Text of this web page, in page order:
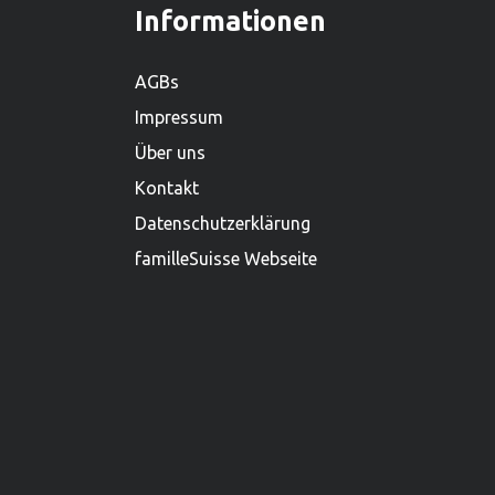
Sortiment von mehr als 2.000
Produkten ist es zudem einer der
Informationen
AGBs
Impressum
Über uns
Kontakt
Datenschutzerklärung
familleSuisse Webseite